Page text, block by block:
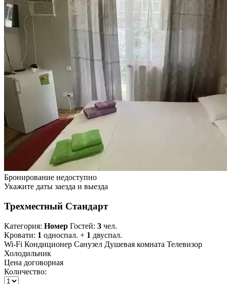
Бронирование недоступно
Укажите даты заезда и выезда
Трехместный Стандарт
Категория: Номер Гостей: 3 чел.
Кровати: 1 односпал. + 1 двуспал.
Wi-Fi Кондиционер Санузел Душевая комната Телевизор
Холодильник
Цена договорная
Количество: